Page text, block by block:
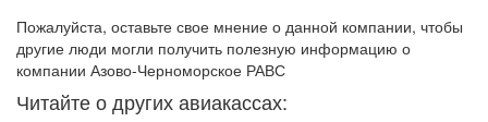
Пожалуйста, оставьте свое мнение о данной компании, чтобы
другие люди могли получить полезную информацию о
компании Азово-Черноморское РАВС
Читайте о других авиакассах: